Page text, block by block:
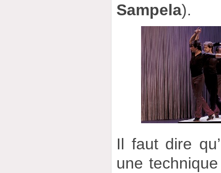
Sampela).
Il faut dire
une